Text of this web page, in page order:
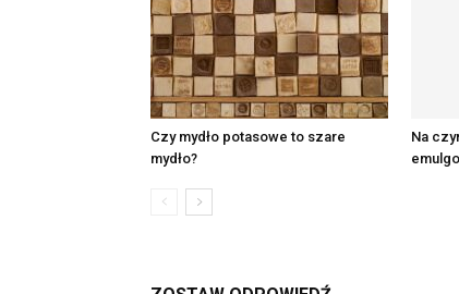
Czy mydło potasowe to szare
mydło?
Na